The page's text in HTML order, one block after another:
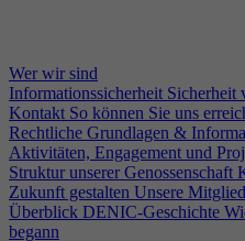
Wer wir sind
Informationssicherheit Sicherheit
Kontakt So können Sie uns
Rechtliche Grundlagen &
Aktivitäten, Engagement und
Struktur unserer Genossenschaft
Zukunft gestalten Unsere
Überblick DENIC-Geschichte
begann